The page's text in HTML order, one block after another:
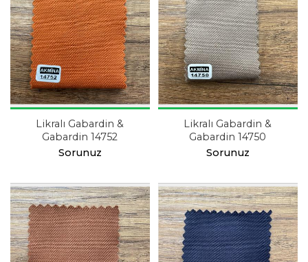
Likralı Gabardin &
Gabardin 14752
Sorunuz
Likralı Gabardin &
Gabardin 14750
Sorunuz